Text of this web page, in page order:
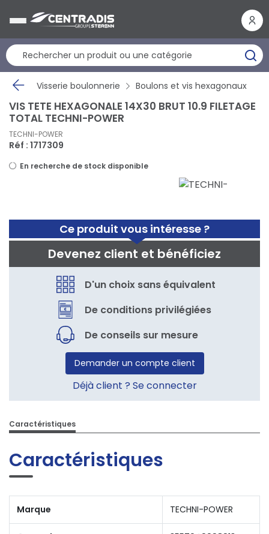
Visserie boulonnerie Boulons et vis hexagonaux
Ce produit vous intéresse ?
Devenez client et bénéficiez
D'un choix sans équivalent
De conditions privilégiées
De conseils sur mesure
Demander un compte client
Déjà client ? Se connecter
VIS TETE HEXAGONALE 14X30 BRUT 10.9 FILETAGE
TOTAL TECHNI-POWER
TECHNI-POWER
Réf : 1717309
En recherche de stock disponible
Caractéristiques
Caractéristiques
Marque TECHNI-POWER